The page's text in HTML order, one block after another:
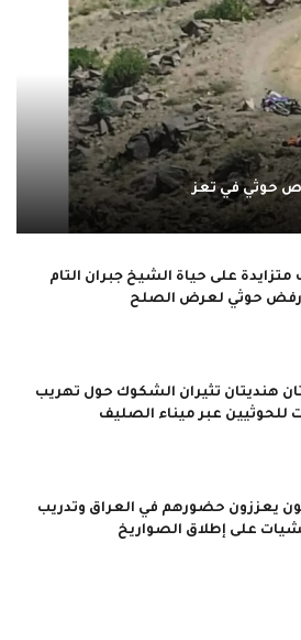
حوثي في تعز
على حياة الشيخ جبران التام
حوثي لعرض الصلح
هنديتان تثيران الشكوك حول تهريب
للحوثيين عبر ميناء الصليف
يعززون حضورهم في العراق وتدريب
على إطلاق الصواريخ